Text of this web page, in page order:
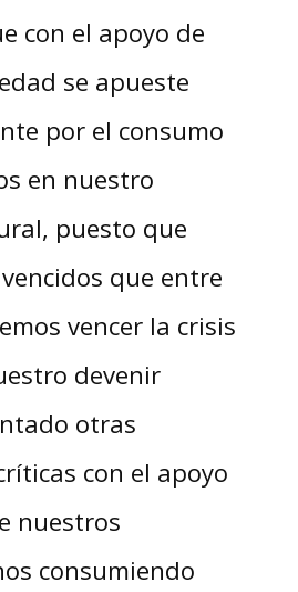
con el apoyo de
se apueste
por el consumo
en nuestro
puesto que
que entre
vencer la crisis
devenir
otras
con el apoyo
nuestros
consumiendo